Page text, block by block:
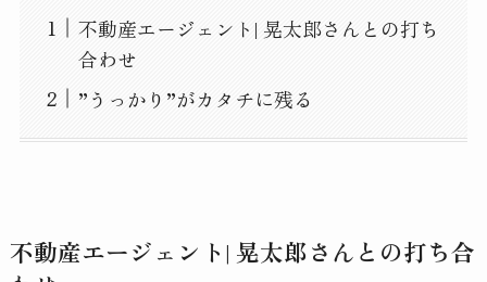
不動産エージェント| 晃太郎さんとの打ち
合わせ
”うっかり”がカタチに残る
不動産エージェント| 晃太郎さんとの打ち合